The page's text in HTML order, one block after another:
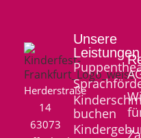
Herderstraße
14
63073
Unsere
Leistungen
buchen